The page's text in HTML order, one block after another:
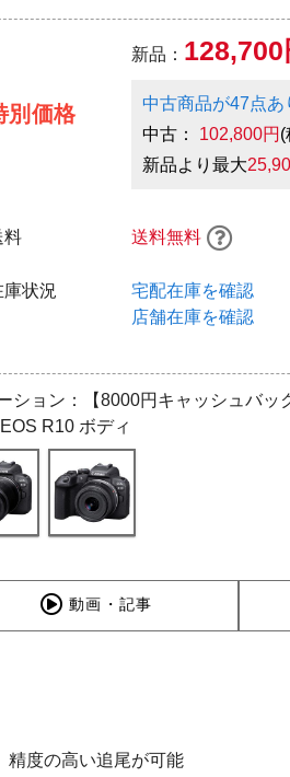
別価格
新品： 128,700
中古商品が47点あ
中古： 102,800円 (
新品より最大
料 送料無料
庫状況
宅配在庫を確認
店舗在庫を確認
ション：【8000円キャッシュバッ
R10 ボディ
動画・記事
精度の高い追尾が可能